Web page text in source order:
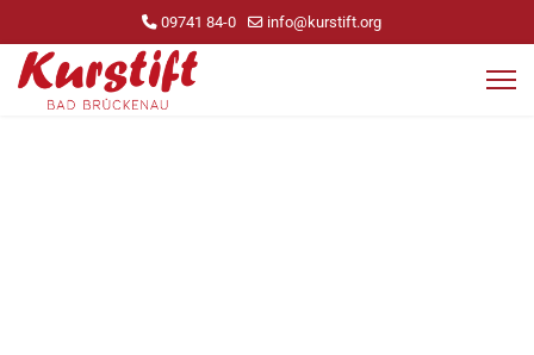
09741 84-0 info@kurstift.org